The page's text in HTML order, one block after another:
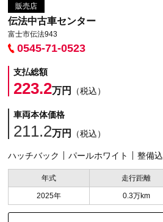
販売店
伝法中古車センター
富士市伝法943
0545-71-0523
支払総額
223.2万円 （税込）
車両本体価格
211.2万円 （税込）
ハッチバック パールホワイト 整備込
年式 走行距離
2025年 0.3万km